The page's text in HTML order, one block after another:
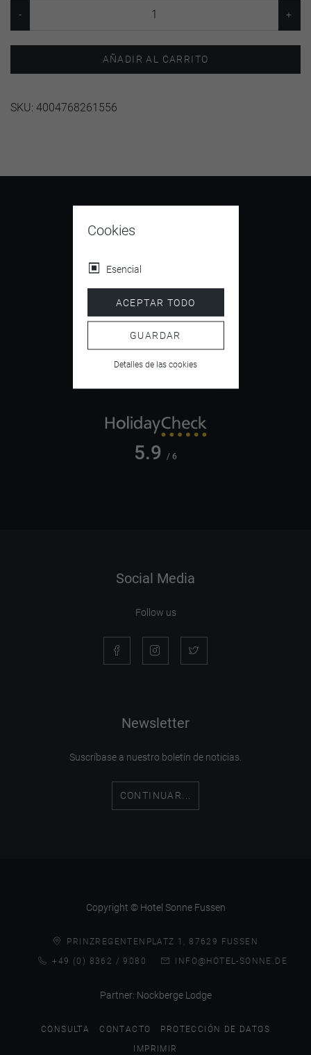
AÑADIR AL CARRITO
SKU: 4004768261556
9.4
4.5 / 5
5.9 / 6
Social Media
Follow us
Newsletter
Suscríbase a nuestro boletín de noticias.
CONTINUAR...
Copyright © Hotel Sonne Fussen
PRINZREGENTENPLATZ 1, 87629 FUSSEN
+49 (0) 8362 / 9080
INFO@HOTEL-SONNE.DE
Partner: Nockberge Lodge
CONSULTA CONTACTO
PROTECCIÓN DE DATOS
IMPRIMIR
Cookies
Esencial
ACEPTAR TODO
GUARDAR
Detalles de las cookies